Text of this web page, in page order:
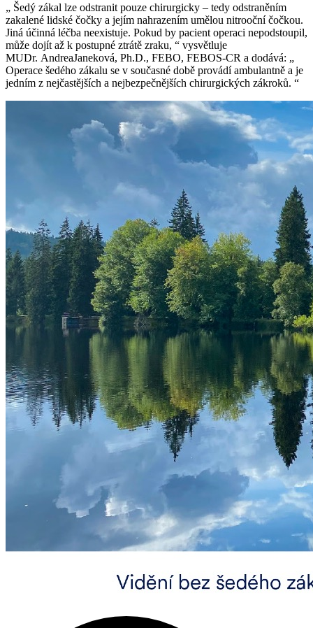
„ Šedý zákal lze odstranit pouze chirurgicky – tedy odstraněním
zakalené lidské čočky a jejím nahrazením umělou nitrooční čočkou.
Jiná účinná léčba neexistuje. Pokud by pacient operaci nepodstoupil,
může dojít až k postupné ztrátě zraku, “ vysvětluje
MUDr. AndreaJaneková, Ph.D., FEBO, FEBOS-CR a dodává: „
Operace šedého zákalu se v současné době provádí ambulantně a je
jedním z nejčastějších a nejbezpečnějších chirurgických zákroků. “